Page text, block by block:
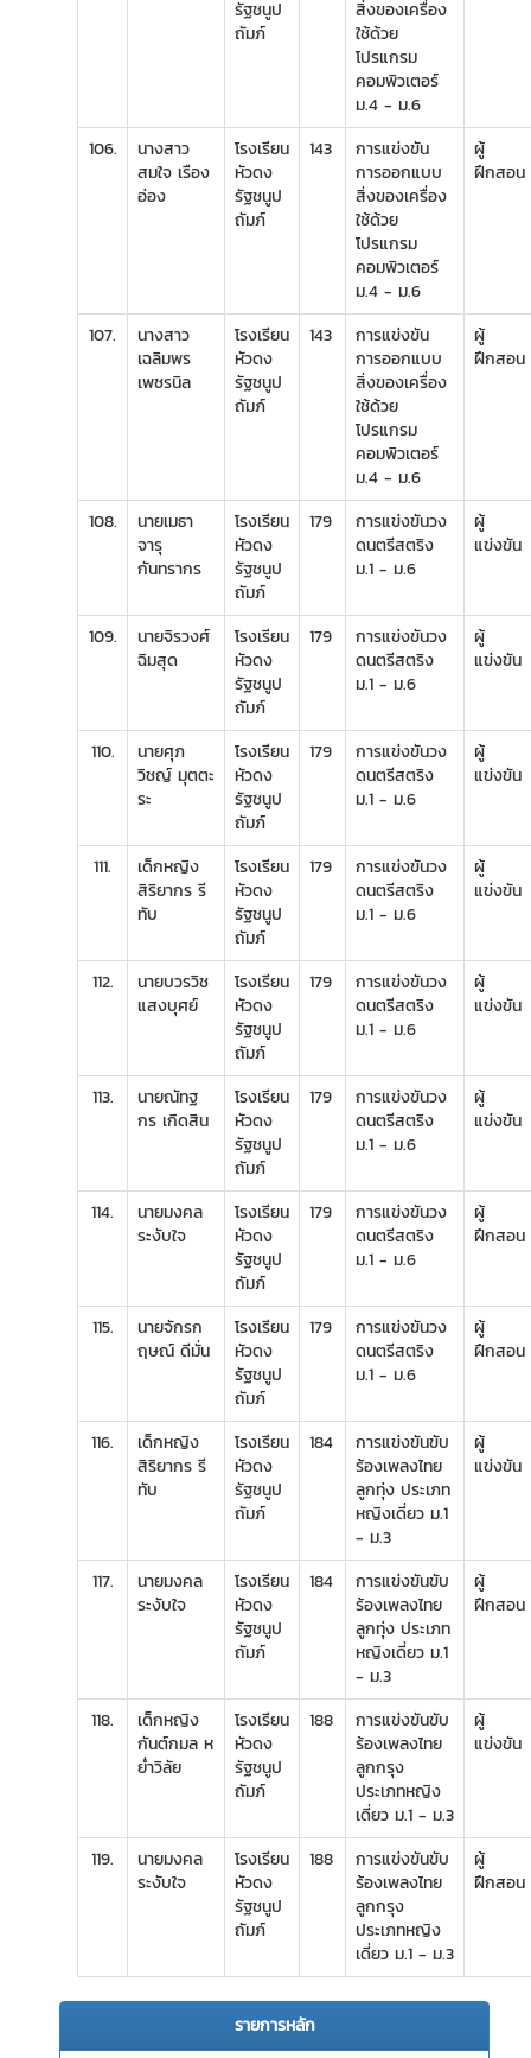
รัฐชนูป
ถัมภ์
สิ่งของเครื่อง
ใช้ด้วย
โปรแกรม
คอมพิวเตอร์
ม.4 - ม.6
106.
นางสาว
สมใจ เรือง
อ่อง
โรงเรียน
หัวดง
รัฐชนูป
ถัมภ์
143
การแข่งขัน
การออกแบบ
สิ่งของเครื่อง
ใช้ด้วย
โปรแกรม
คอมพิวเตอร์
ม.4 - ม.6
ผู้
ฝึกสอน
107.
นางสาว
เฉลิมพร
เพชรนิล
โรงเรียน
หัวดง
รัฐชนูป
ถัมภ์
143
การแข่งขัน
การออกแบบ
สิ่งของเครื่อง
ใช้ด้วย
โปรแกรม
คอมพิวเตอร์
ม.4 - ม.6
ผู้
ฝึกสอน
108.
นายเมธา
จารุ
กันทรากร
โรงเรียน
หัวดง
รัฐชนูป
ถัมภ์
179
การแข่งขันวง
ดนตรีสตริง
ม.1 - ม.6
ผู้
แข่งขัน
109.
นายจิรวงศ์
ฉิมสุด
โรงเรียน
หัวดง
รัฐชนูป
ถัมภ์
179
การแข่งขันวง
ดนตรีสตริง
ม.1 - ม.6
ผู้
แข่งขัน
110.
นายศุภ
วิชญ์ มุตตะ
ระ
โรงเรียน
หัวดง
รัฐชนูป
ถัมภ์
179
การแข่งขันวง
ดนตรีสตริง
ม.1 - ม.6
ผู้
แข่งขัน
111.
เด็กหญิง
สิริยากร รี
ทับ
โรงเรียน
หัวดง
รัฐชนูป
ถัมภ์
179
การแข่งขันวง
ดนตรีสตริง
ม.1 - ม.6
ผู้
แข่งขัน
112.
นายบวรวิช
แสงบุศย์
โรงเรียน
หัวดง
รัฐชนูป
ถัมภ์
179
การแข่งขันวง
ดนตรีสตริง
ม.1 - ม.6
ผู้
แข่งขัน
113.
นายณัทฐ
กร เกิดสิน
โรงเรียน
หัวดง
รัฐชนูป
ถัมภ์
179
การแข่งขันวง
ดนตรีสตริง
ม.1 - ม.6
ผู้
แข่งขัน
114.
นายมงคล
ระงับใจ
โรงเรียน
หัวดง
รัฐชนูป
ถัมภ์
179
การแข่งขันวง
ดนตรีสตริง
ม.1 - ม.6
ผู้
ฝึกสอน
115.
นายจักรก
ฤษณ์ ดีมั่น
โรงเรียน
หัวดง
รัฐชนูป
ถัมภ์
179
การแข่งขันวง
ดนตรีสตริง
ม.1 - ม.6
ผู้
ฝึกสอน
116.
เด็กหญิง
สิริยากร รี
ทับ
โรงเรียน
หัวดง
รัฐชนูป
ถัมภ์
184
การแข่งขันขับ
ร้องเพลงไทย
ลูกทุ่ง ประเภท
หญิงเดี่ยว ม.1
- ม.3
ผู้
แข่งขัน
117.
นายมงคล
ระงับใจ
โรงเรียน
หัวดง
รัฐชนูป
ถัมภ์
184
การแข่งขันขับ
ร้องเพลงไทย
ลูกทุ่ง ประเภท
หญิงเดี่ยว ม.1
- ม.3
ผู้
ฝึกสอน
118.
เด็กหญิง
กันต์กมล ห
ย่ำวิลัย
โรงเรียน
หัวดง
รัฐชนูป
ถัมภ์
188
การแข่งขันขับ
ร้องเพลงไทย
ลูกกรุง
ประเภทหญิง
เดี่ยว ม.1 - ม.3
ผู้
แข่งขัน
119.
นายมงคล
ระงับใจ
โรงเรียน
หัวดง
รัฐชนูป
ถัมภ์
188
การแข่งขันขับ
ร้องเพลงไทย
ลูกกรุง
ประเภทหญิง
เดี่ยว ม.1 - ม.3
ผู้
ฝึกสอน
รายการหลัก